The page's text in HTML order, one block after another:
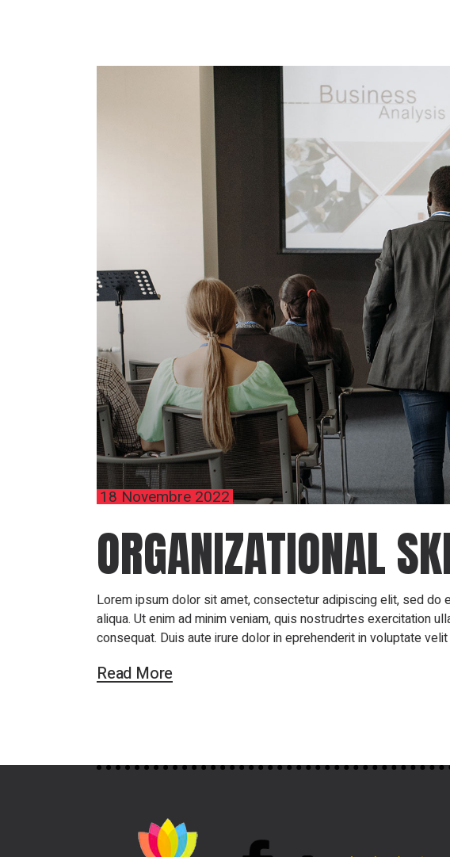
18 Novembre 2022
ORGANIZATIONAL
Lorem ipsum dolor sit amet, consectetur adipiscing elit, sed
aliqua. Ut enim ad minim veniam, quis nostrudrtes exercitation
consequat. Duis aute irure dolor in eprehenderit in voluptate
Read More